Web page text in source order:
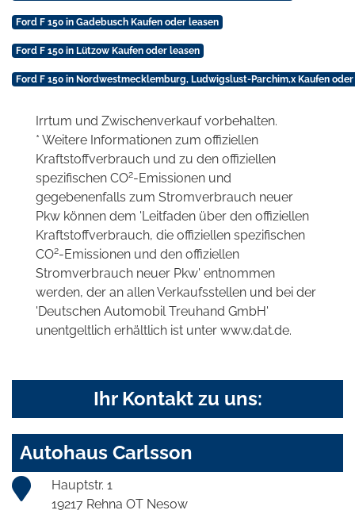
Ford F 150 in Gadebusch Kaufen oder leasen
Ford F 150 in Lützow Kaufen oder leasen
Ford F 150 in Nordwestmecklemburg, Ludwigslust-Parchim,x Kaufen oder
Irrtum und Zwischenverkauf vorbehalten.
* Weitere Informationen zum offiziellen
Kraftstoffverbrauch und zu den offiziellen
spezifischen CO2-Emissionen und
gegebenenfalls zum Stromverbrauch neuer
Pkw können dem 'Leitfaden über den offiziellen
Kraftstoffverbrauch, die offiziellen spezifischen
CO2-Emissionen und den offiziellen
Stromverbrauch neuer Pkw' entnommen
werden, der an allen Verkaufsstellen und bei der
'Deutschen Automobil Treuhand GmbH'
unentgeltlich erhältlich ist unter www.dat.de.
Ihr Kontakt zu uns:
Autohaus Carlsson
Hauptstr. 1
19217 Rehna OT Nesow